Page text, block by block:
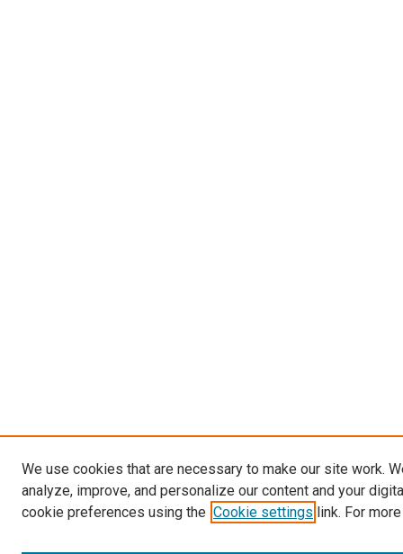
We use cookies that are necessary to make our site work.
analyze, improve, and personalize our content and your
cookie preferences using the Cookie settings link. For